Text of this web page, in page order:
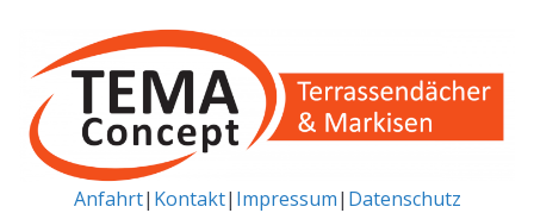
springen
Anfahrt| Kontakt| Impressum| Datenschutz